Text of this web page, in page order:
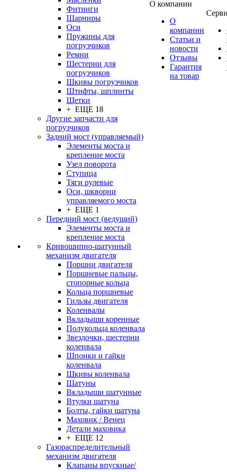
Фитинги
Шарниры
Оси
Пружины для
погрузчиков
Ремни
Шестерни для
погрузчиков
Шкивы погрузчиков
Штифты, шплинты
Щетки
+ ЕЩЕ 18
Другие запчасти для
погрузчиков
Задний мост (управляемый)
Элементы моста и
крепление моста
Узел поворота
Ступица
Тяги рулевые
Оси, шкворни
управляемого моста
+ ЕЩЕ 1
Передний мост (ведущий)
Элементы моста и
крепление моста
Кривошипно-шатунный
механизм двигателя
Поршни двигателя
Поршневые пальцы,
стопорные кольца
Кольца поршневые
Гильзы двигателя
Коленвалы
Вкладыши коренные
Полукольца коленвала
Звездочки, шестерни
коленвала
Шпонки и гайки
коленвала
Шкивы коленвала
Шатуны
Вкладыши шатунные
Втулки шатуна
Болты, гайки шатуна
Маховик / Венец
Детали маховика
+ ЕЩЕ 12
Газораспределительный
механизм двигателя
Клапаны впускные/
О компании
О
компании
Статьи и
новости
Отзывы
Гарантия
на товар